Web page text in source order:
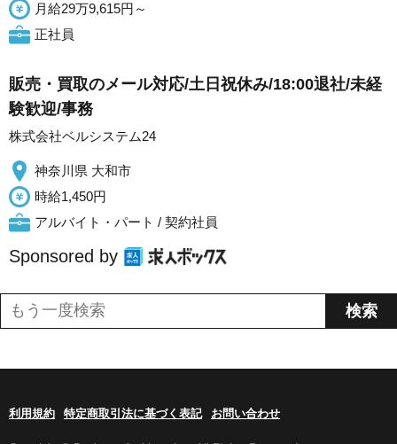
月給29万9,615円～
正社員
販売・買取のメール対応/土日祝休み/18:00退社/未経
験歓迎/事務
株式会社ベルシステム24
神奈川県 大和市
時給1,450円
アルバイト・パート / 契約社員
Sponsored by
利用規約 特定商取引法に基づく表記 お問い合わせ